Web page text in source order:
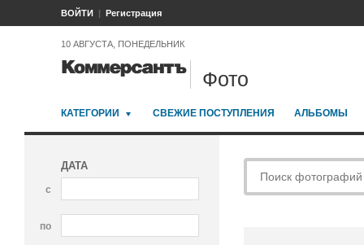
ВОЙТИ Регистрация
10 АВГУСТА, ПОНЕДЕЛЬНИК
Фото
КАТЕГОРИИ СВЕЖИЕ ПОСТУПЛЕНИЯ АЛЬБОМЫ
ДАТА
с
по